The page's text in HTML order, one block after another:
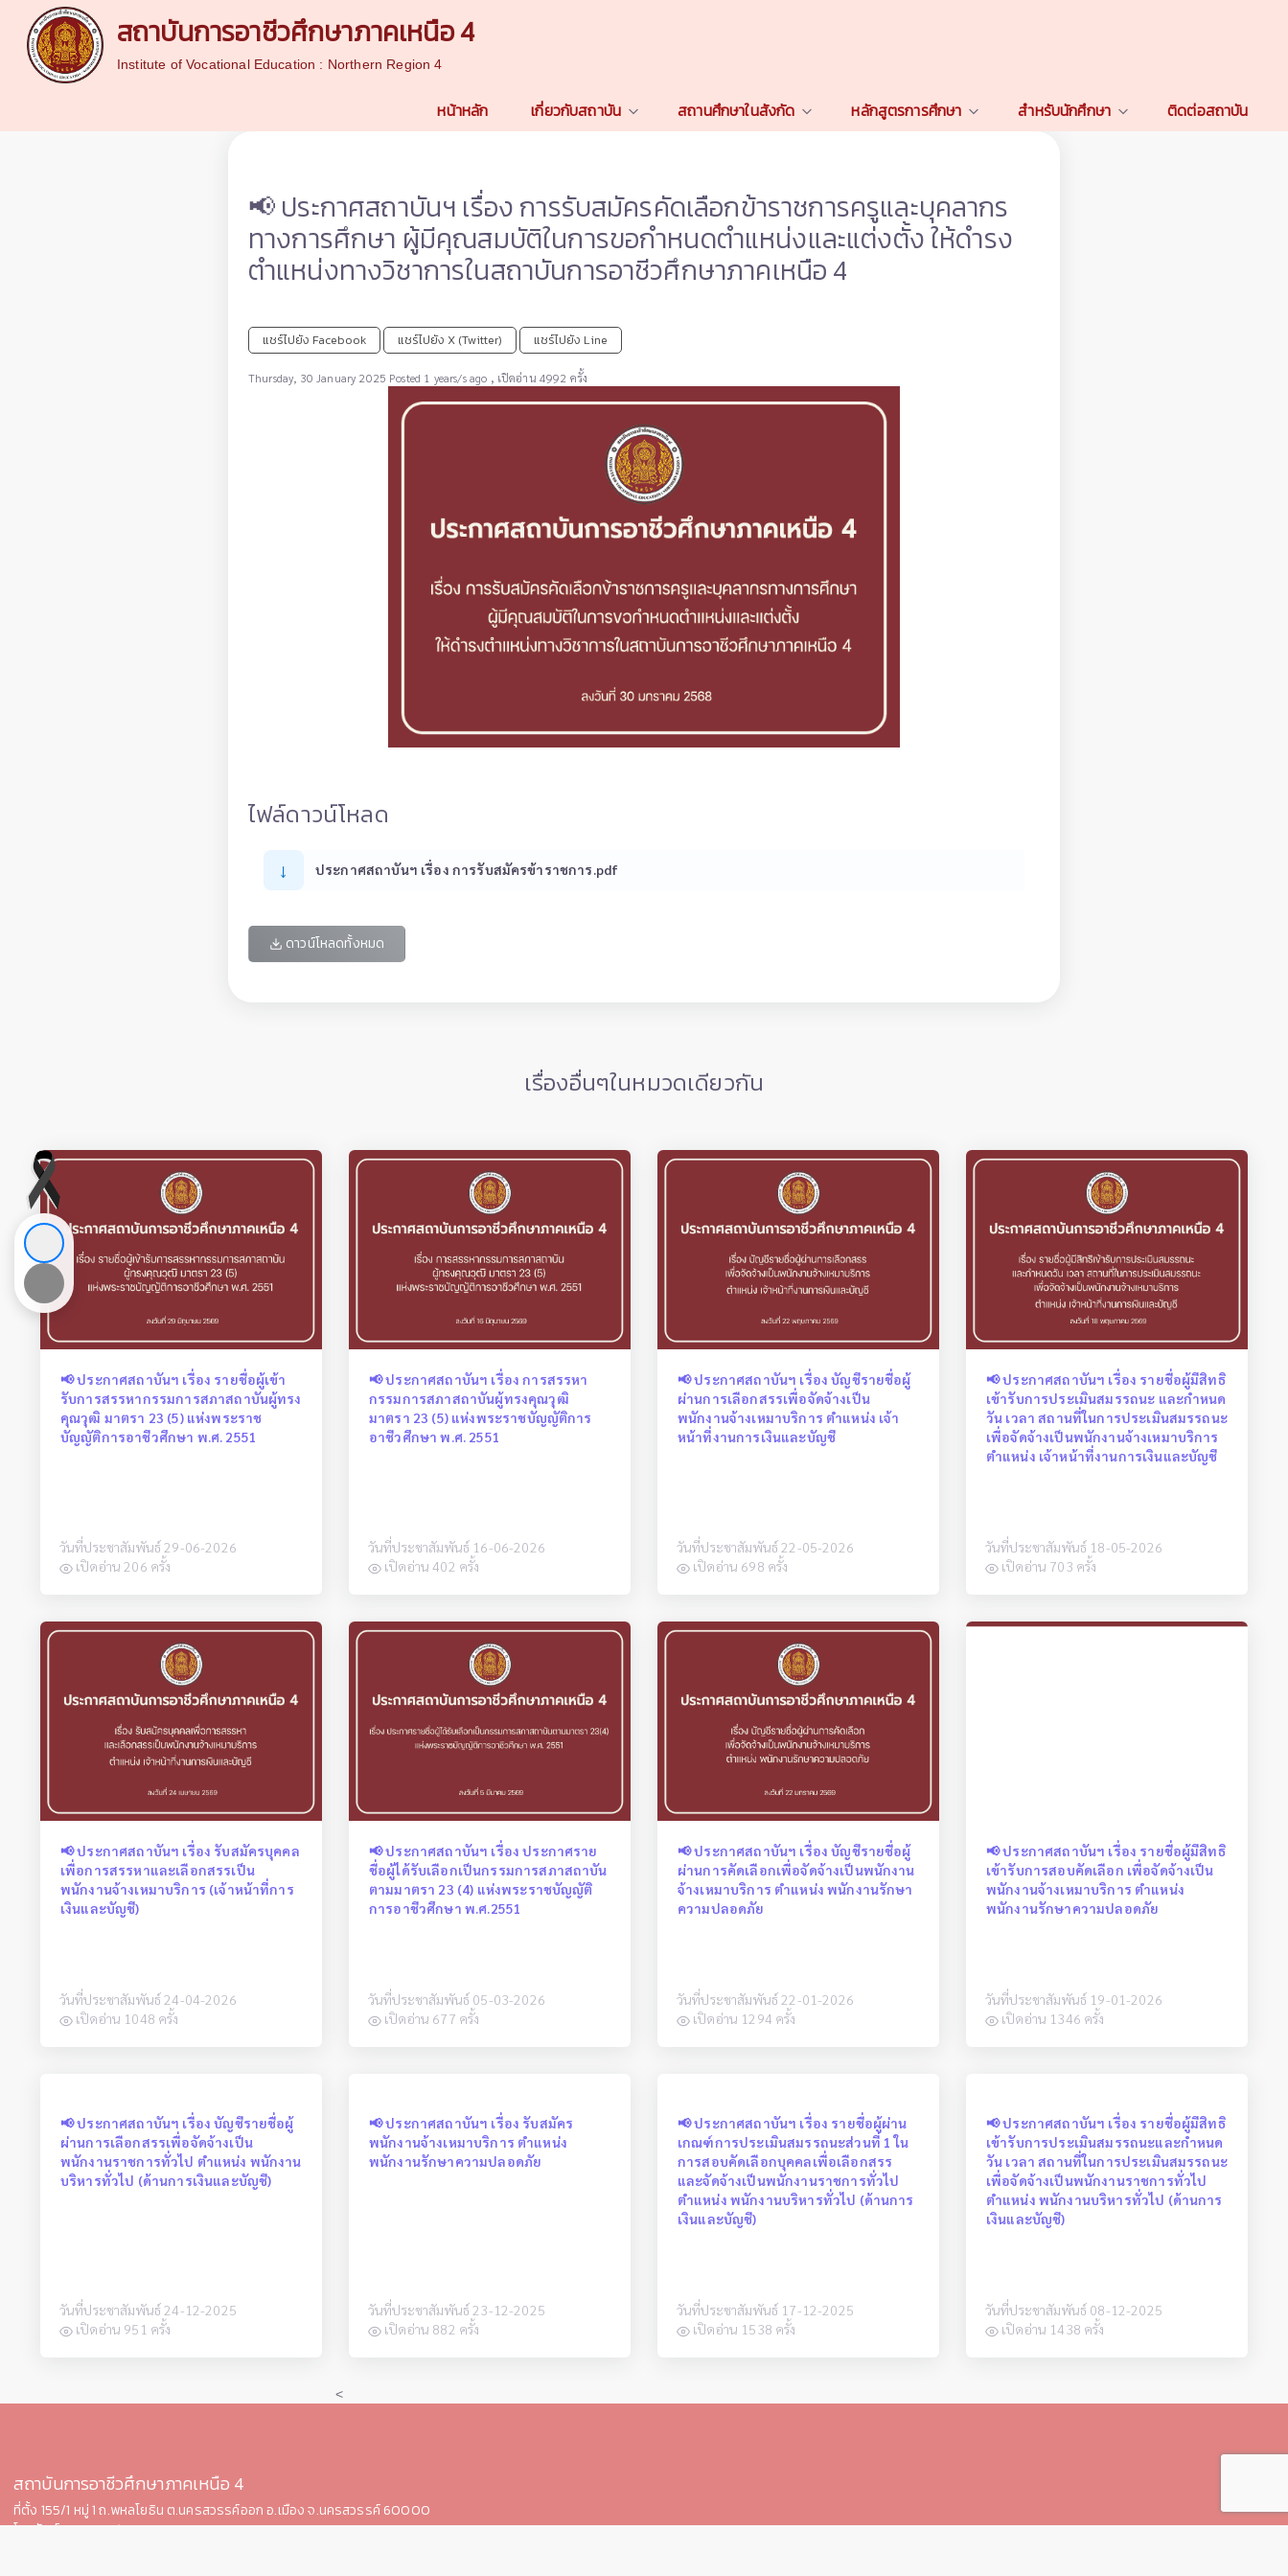
สถาบันการอาชีวศึกษาภาคเหนือ 4
Institute of Vocational Education : Northern Region 4
หน้าหลัก เกี่ยวกับสถาบัน สถานศึกษาในสังกัด หลักสูตรการศึกษา สำหรับนักศึกษา ติดต่อสถาบัน
📢 ประกาศสถาบันฯ เรื่อง การรับสมัครคัดเลือกข้าราชการครูและบุคลากร
ทางการศึกษา ผู้มีคุณสมบัติในการขอกำหนดตำแหน่งและแต่งตั้ง ให้ดำรง
ตำแหน่งทางวิชาการในสถาบันการอาชีวศึกษาภาคเหนือ 4
แชร์ไปยัง Facebook แชร์ไปยัง X (Twitter) แชร์ไปยัง Line
Thursday, 30 January 2025 Posted 1 years/s ago เปิดอ่าน 4992 ครั้ง
ไฟล์ดาวน์โหลด
↓ ประกาศสถาบันฯ เรื่อง การรับสมัครข้าราชการ.pdf
ดาวน์โหลดทั้งหมด
เรื่องอื่นๆในหมวดเดียวกัน
📢 ประกาศสถาบันฯ เรื่อง รายชื่อผู้เข้า
รับการสรรหากรรมการสภาสถาบันผู้ทรง
คุณวุฒิ มาตรา 23 (5) แห่งพระราช
บัญญัติการอาชีวศึกษา พ.ศ. 2551
วันที่ประชาสัมพันธ์ 29-06-2026
เปิดอ่าน 206 ครั้ง
📢 ประกาศสถาบันฯ เรื่อง การสรรหา
กรรมการสภาสถาบันผู้ทรงคุณวุฒิ
มาตรา 23 (5) แห่งพระราชบัญญัติการ
อาชีวศึกษา พ.ศ. 2551
วันที่ประชาสัมพันธ์ 16-06-2026
เปิดอ่าน 402 ครั้ง
📢 ประกาศสถาบันฯ เรื่อง บัญชีรายชื่อผู้
ผ่านการเลือกสรรเพื่อจัดจ้างเป็น
พนักงานจ้างเหมาบริการ ตำแหน่ง เจ้า
หน้าที่งานการเงินและบัญชี
วันที่ประชาสัมพันธ์ 22-05-2026
เปิดอ่าน 698 ครั้ง
📢 ประกาศสถาบันฯ เรื่อง รายชื่อผู้มีสิทธิ
เข้ารับการประเมินสมรรถนะ และกำหนด
วัน เวลา สถานที่ในการประเมินสมรรถนะ
เพื่อจัดจ้างเป็นพนักงานจ้างเหมาบริการ
ตำแหน่ง เจ้าหน้าที่งานการเงินและบัญชี
วันที่ประชาสัมพันธ์ 18-05-2026
เปิดอ่าน 703 ครั้ง
📢 ประกาศสถาบันฯ เรื่อง รับสมัครบุคคล
เพื่อการสรรหาและเลือกสรรเป็น
พนักงานจ้างเหมาบริการ (เจ้าหน้าที่การ
เงินและบัญชี)
วันที่ประชาสัมพันธ์ 24-04-2026
เปิดอ่าน 1048 ครั้ง
📢 ประกาศสถาบันฯ เรื่อง ประกาศราย
ชื่อผู้ได้รับเลือกเป็นกรรมการสภาสถาบัน
ตามมาตรา 23 (4) แห่งพระราชบัญญัติ
การอาชีวศึกษา พ.ศ.2551
วันที่ประชาสัมพันธ์ 05-03-2026
เปิดอ่าน 677 ครั้ง
📢 ประกาศสถาบันฯ เรื่อง บัญชีรายชื่อผู้
ผ่านการคัดเลือกเพื่อจัดจ้างเป็นพนักงาน
จ้างเหมาบริการ ตำแหน่ง พนักงานรักษา
ความปลอดภัย
วันที่ประชาสัมพันธ์ 22-01-2026
เปิดอ่าน 1294 ครั้ง
📢 ประกาศสถาบันฯ เรื่อง รายชื่อผู้มีสิทธิ
เข้ารับการสอบคัดเลือก เพื่อจัดจ้างเป็น
พนักงานจ้างเหมาบริการ ตำแหน่ง
พนักงานรักษาความปลอดภัย
วันที่ประชาสัมพันธ์ 19-01-2026
เปิดอ่าน 1346 ครั้ง
📢 ประกาศสถาบันฯ เรื่อง บัญชีรายชื่อผู้
ผ่านการเลือกสรรเพื่อจัดจ้างเป็น
พนักงานราชการทั่วไป ตำแหน่ง พนักงาน
บริหารทั่วไป (ด้านการเงินและบัญชี)
วันที่ประชาสัมพันธ์ 24-12-2025
เปิดอ่าน 951 ครั้ง
📢 ประกาศสถาบันฯ เรื่อง รับสมัคร
พนักงานจ้างเหมาบริการ ตำแหน่ง
พนักงานรักษาความปลอดภัย
วันที่ประชาสัมพันธ์ 23-12-2025
เปิดอ่าน 882 ครั้ง
📢 ประกาศสถาบันฯ เรื่อง รายชื่อผู้ผ่าน
เกณฑ์การประเมินสมรรถนะส่วนที่ 1 ใน
การสอบคัดเลือกบุคคลเพื่อเลือกสรร
และจัดจ้างเป็นพนักงานราชการทั่วไป
ตำแหน่ง พนักงานบริหารทั่วไป (ด้านการ
เงินและบัญชี)
วันที่ประชาสัมพันธ์ 17-12-2025
เปิดอ่าน 1538 ครั้ง
📢 ประกาศสถาบันฯ เรื่อง รายชื่อผู้มีสิทธิ
เข้ารับการประเมินสมรรถนะและกำหนด
วัน เวลา สถานที่ในการประเมินสมรรถนะ
เพื่อจัดจ้างเป็นพนักงานราชการทั่วไป
ตำแหน่ง พนักงานบริหารทั่วไป (ด้านการ
เงินและบัญชี)
วันที่ประชาสัมพันธ์ 08-12-2025
เปิดอ่าน 1438 ครั้ง
<
สถาบันการอาชีวศึกษาภาคเหนือ 4
ที่ตั้ง 155/1 หมู่ 1 ถ.พหลโยธิน ต.นครสวรรค์ออก อ.เมือง จ.นครสวรรค์ 60000
โทรศัพท์ 056-255163